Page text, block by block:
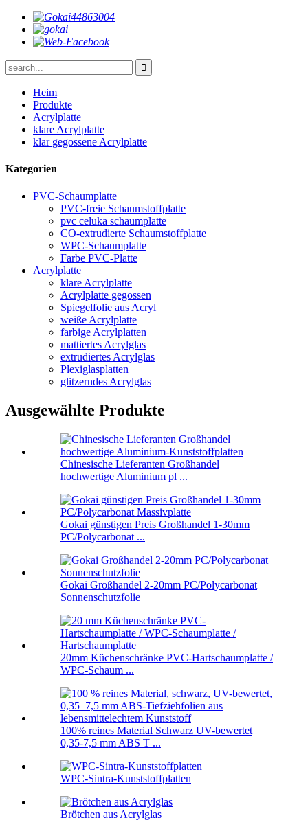
Heim
Produkte
Acrylplatte
klare Acrylplatte
klar gegossene Acrylplatte
Kategorien
PVC-Schaumplatte
PVC-freie Schaumstoffplatte
pvc celuka schaumplatte
CO-extrudierte Schaumstoffplatte
WPC-Schaumplatte
Farbe PVC-Platte
Acrylplatte
klare Acrylplatte
Acrylplatte gegossen
Spiegelfolie aus Acryl
weiße Acrylplatte
farbige Acrylplatten
mattiertes Acrylglas
extrudiertes Acrylglas
Plexiglasplatten
glitzerndes Acrylglas
Ausgewählte Produkte
Chinesische Lieferanten Großhandel
hochwertige Aluminium pl ...
Gokai günstigen Preis Großhandel 1-30mm
PC/Polycarbonat ...
Gokai Großhandel 2-20mm PC/Polycarbonat
Sonnenschutzfolie
20mm Küchenschränke PVC-Hartschaumplatte /
WPC-Schaum ...
100% reines Material Schwarz UV-bewertet
0,35-7,5 mm ABS T ...
WPC-Sintra-Kunststoffplatten
Brötchen aus Acrylglas